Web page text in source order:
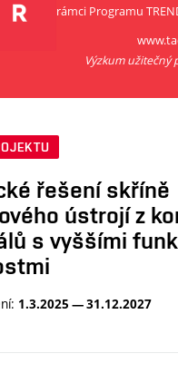
rámci Programu
Výzkum užitečný
řešení skříně
ústrojí z
s vyššími
1.3.2025 — 31.12.2027